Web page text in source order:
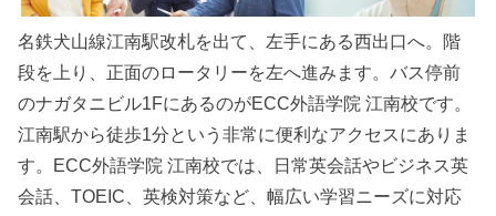
名鉄犬山線江南駅改札を出て、左手にある西出口へ。階
段を上り、正面のロータリーを左へ進みます。バス停前
のナガタニビル1FにあるのがECC外語学院 江南校です。
江南駅から徒歩1分という非常に便利なアクセスにありま
す。ECC外語学院 江南校では、日常英会話やビジネス英
会話、TOEIC、英検対策など、幅広い学習ニーズに対応